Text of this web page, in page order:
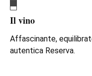
Il vino
Affascinante,
autentica Reserva.